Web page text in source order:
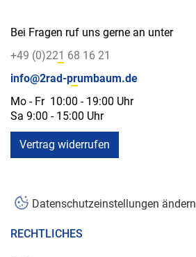
Bei Fragen ruf uns gerne an unter
+49 (0)221 68 16 21
info@2rad-prumbaum.de
Mo - Fr 10:00 - 19:00 Uhr
Sa 9:00 - 15:00 Uhr
Vertrag widerrufen
Datenschutzeinstellungen ändern
RECHTLICHES